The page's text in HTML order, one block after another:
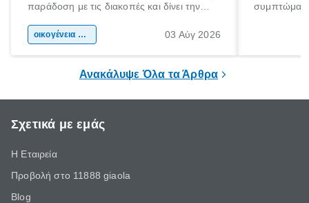
παράδοση με τις διακοπές και δίνει την
χώρας. Είτε πρόκειται για λίγες μέρες
οικογένεια & παιδί 03 Αύγ 2026
Ανακάλυψε Όλα τα Άρθρα
Σχετικά με εμάς
Η Εταιρεία
Προβολή στο 11888 giaola
Blog